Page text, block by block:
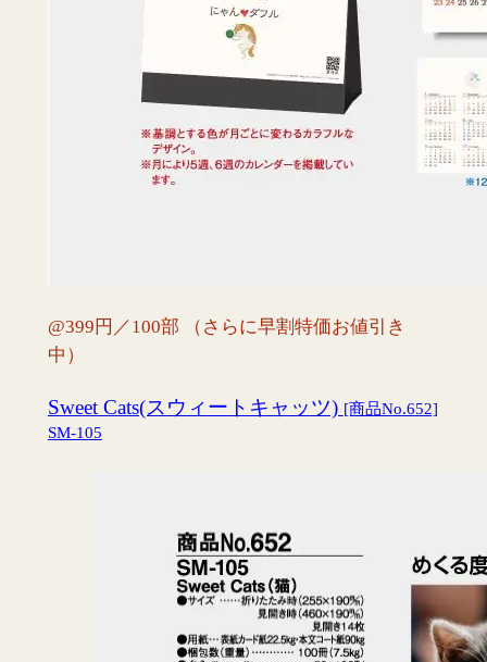
@399円／100部 （さらに早割特価お値引き
中）
Sweet Cats(スウィートキャッツ) [商品No.652]
SM-105